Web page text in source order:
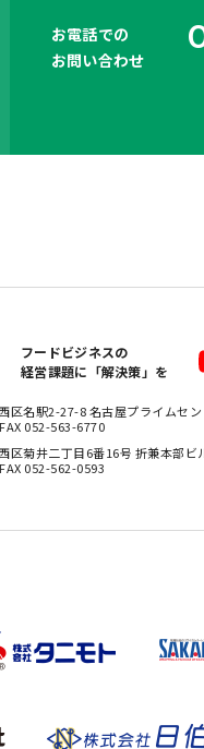
お電話での
お問い合わせ
フードビジネスの
経営課題に「解決策」を
区名駅2-27-8 名古屋プライムセ
052-563-6770
区菊井二丁目6番16号 折兼本部ビ
052-562-0593